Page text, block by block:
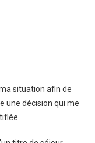
situation afin de
une décision qui me